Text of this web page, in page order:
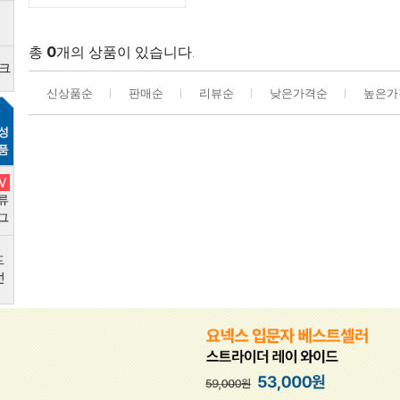
총 0개의 상품이 있습니다.
신상품순 판매순 리뷰순 낮은가격순 높은